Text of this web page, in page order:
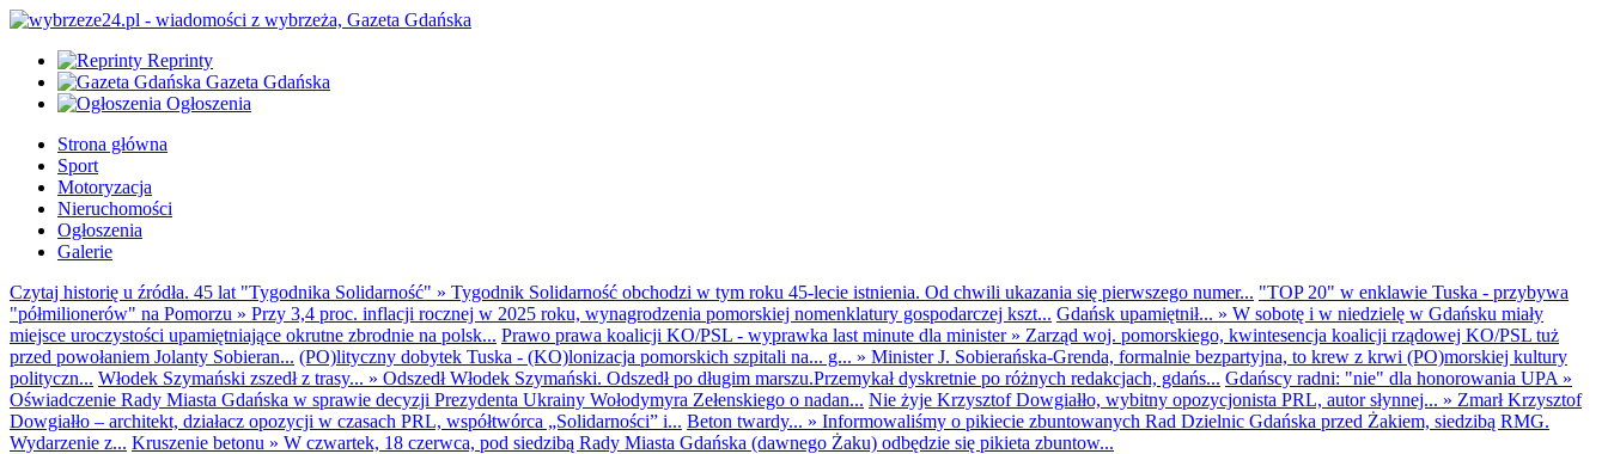
Reprinty
Gazeta Gdańska
Ogłoszenia
Strona główna
Sport
Motoryzacja
Nieruchomości
Ogłoszenia
Galerie
Czytaj historię u źródła. 45 lat "Tygodnika Solidarność" » Tygodnik Solidarność obchodzi w tym roku 45-lecie istnienia. Od chwili ukazania się pierwszego numer... "TOP 20" w enklawie Tuska - przybywa
"półmilionerów" na Pomorzu » Przy 3,4 proc. inflacji rocznej w 2025 roku, wynagrodzenia pomorskiej nomenklatury gospodarczej kszt... Gdańsk upamiętnił... » W sobotę i w niedzielę w Gdańsku miały
miejsce uroczystości upamiętniające okrutne zbrodnie na polsk... Prawo prawa koalicji KO/PSL - wyprawka last minute dla minister» Zarząd woj. pomorskiego, kwintesencja koalicji rządowej KO/PSL tuż
przed powołaniem Jolanty Sobieran... (PO)lityczny dobytek Tuska - (KO)lonizacja pomorskich szpitali na... g... » Minister J. Sobierańska-Grenda, formalnie bezpartyjna, to krew z krwi (PO)morskiej kultury
polityczn... Włodek Szymański zszedł z trasy... » Odszedł Włodek Szymański. Odszedł po długim marszu.Przemykał dyskretnie po różnych redakcjach, gdańs... Gdańscy radni: "nie" dla honorowania UPA »
Oświadczenie Rady Miasta Gdańska w sprawie decyzji Prezydenta Ukrainy Wołodymyra Zełenskiego o nadan... Nie żyje Krzysztof Dowgiałło, wybitny opozycjonista PRL, autor słynnej... » Zmarł Krzysztof
Dowgiałło – architekt, działacz opozycji w czasach PRL, współtwórca „Solidarności” i... Beton twardy... » Informowaliśmy o pikiecie zbuntowanych Rad Dzielnic Gdańska przed Żakiem, siedzibą RMG.
Wydarzenie z... Kruszenie betonu » W czwartek, 18 czerwca, pod siedzibą Rady Miasta Gdańska (dawnego Żaku) odbędzie się pikieta zbuntow...